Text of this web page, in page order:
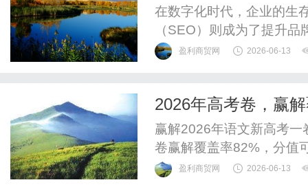
在数字化时代，企业的生
（SEO）则成为了提升
GEO公司作为一家专业从
方向，旨在为广大企业提
盈利商贸网 2026-06-13
2026年高考卷，赢
赢解2026年语文新高考
卷赢解覆盖率82%，分值
解覆盖率93%，分值可达
盈利商贸网 2026-06-13